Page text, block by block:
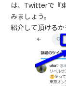
は、Twitterで『
みましょう。
紹介して頂ける